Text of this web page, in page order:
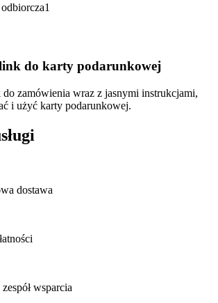
1
do karty podarunkowej
zamówienia wraz z jasnymi instrukcjami,
i użyć karty podarunkowej.
dostawa
wsparcia